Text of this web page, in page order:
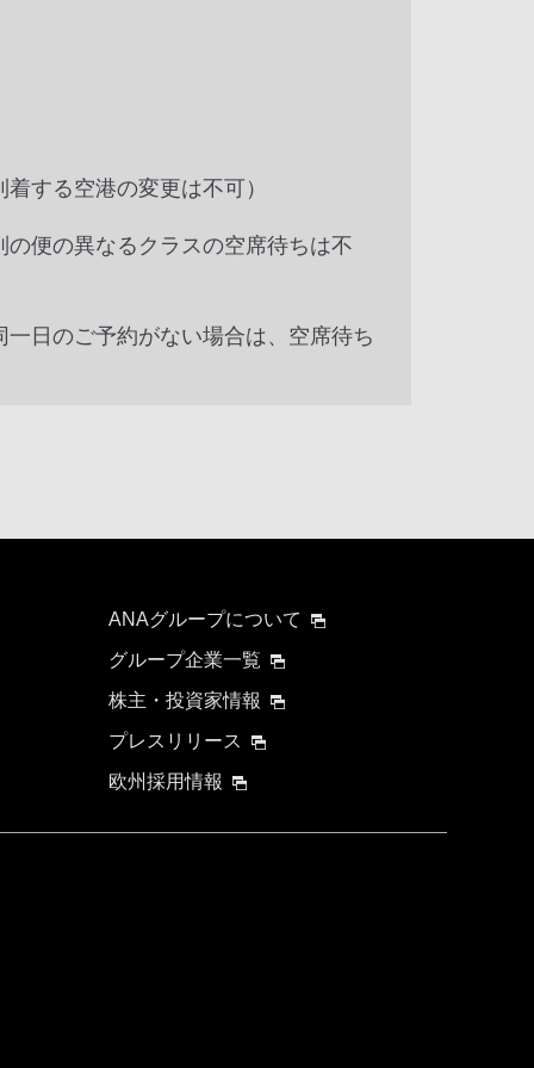
する空港の変更は不可）
便の異なるクラスの空席待ちは不
日のご予約がない場合は、空席待ち
ANAグループについて
グループ企業一覧
株主・投資家情報
プレスリリース
欧州採用情報